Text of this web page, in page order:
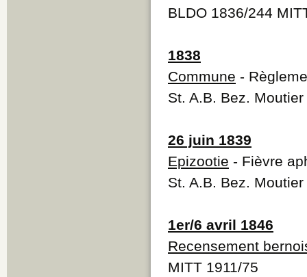
BLDO 1836/244
1838
Commune -
St. A.B. Bez.
26 juin 1839
Epizootie - Fièvre
St. A.B. Bez.
1er/6 avril 1846
Recensement
MITT 1911/75